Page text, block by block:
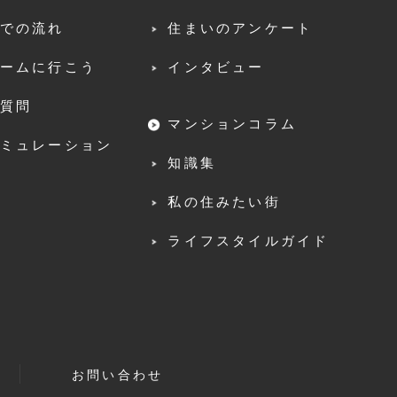
の流れ
ムに行こう
問
ュレーション
住まいのアンケート
インタビュー
マンションコラム
知識集
私の住みたい街
ライフスタイルガイド
お問い合わせ